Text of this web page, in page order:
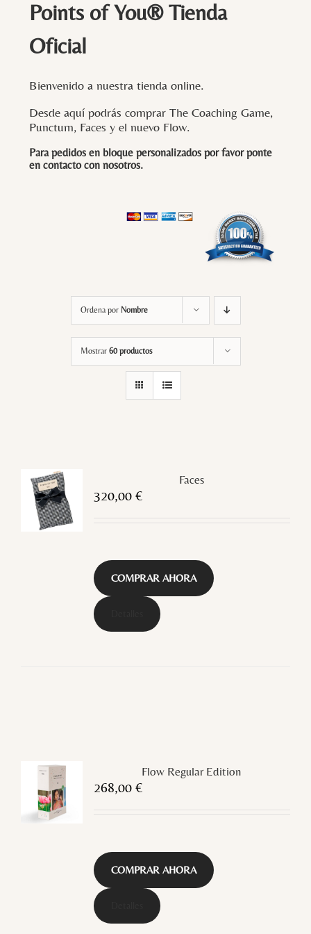
Points of You® Tienda
Oficial
Bienvenido a nuestra tienda online.
Desde aquí podrás comprar The Coaching Game,
Punctum, Faces y el nuevo Flow.
Para pedidos en bloque personalizados por favor ponte
en contacto con nosotros.
Ordena por Nombre
Mostrar 60 productos
Faces
320,00 €
COMPRAR AHORA
Flow Regular Edition
268,00 €
COMPRAR AHORA